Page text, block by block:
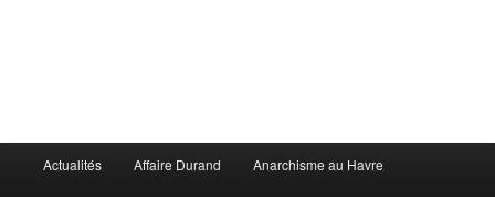
principal
Actualités Affaire Durand Anarchisme au Havre